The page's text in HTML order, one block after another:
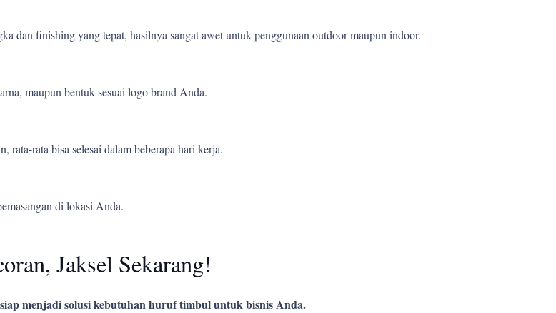
dan finishing yang tepat, hasilnya sangat awet untuk penggunaan outdoor maupun indoor.
maupun bentuk sesuai logo brand Anda.
rata bisa selesai dalam beberapa hari kerja.
di lokasi Anda.
Jaksel Sekarang!
menjadi solusi kebutuhan huruf timbul untuk bisnis Anda.